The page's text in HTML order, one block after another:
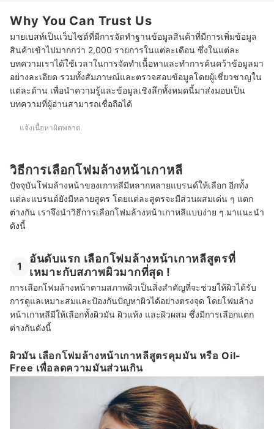
บทความที่เกี่ยวข้องกับโฟมล้างหน้าเกาหลี
Why You Can Trust Us
มายเบสท์เป็นเว็บไซต์ที่มีการจัดทำฐานข้อมูลสินค้าที่มีการเพิ่มข้อมูล
สินค้าเข้าไปมากกว่า 2,000 รายการในแต่ละเดือน ซึ่งในแต่ละ
บทความเราได้ใช้เวลาในการจัดทำเนื้อหาและทำการค้นคว้าข้อมูลมา
อย่างละเอียด รวมทั้งสัมภาษณ์และตรวจสอบข้อมูลโดยผู้เชี่ยวชาญใน
แต่ละด้าน เพื่อนำความรู้และข้อมูลเชิงลึกทั้งหมดนี้มาส่งมอบเป็น
บทความที่ผู้อ่านสามารถเชื่อถือได้
แจ้งเนื้อหาผิดพลาด
วิธีการเลือกโฟมล้างหน้าเกาหลี
ปัจจุบันโฟมล้างหน้าของเกาหลีมีหลากหลายแบรนด์ให้เลือก อีกทั้ง
แต่ละแบรนด์ยังมีหลายสูตร โดยแต่ละสูตรจะมีส่วนผสมเด่น ๆ แตก
ต่างกัน เราจึงนำวิธีการเลือกโฟมล้างหน้าเกาหลีแบบง่าย ๆ มาแนะนำ
ดังนี้
1
อันดับแรก เลือกโฟมล้างหน้าเกาหลีสูตรที่
เหมาะกับสภาพผิวมากที่สุด !
การเลือกโฟมล้างหน้าตามสภาพผิวเป็นสิ่งสำคัญที่จะช่วยให้ผิวได้รับ
การดูแลเหมาะสมและป้องกันปัญหาผิวได้อย่างตรงจุด โดยโฟมล้าง
หน้าเกาหลีมีให้เลือกทั้งผิวมัน ผิวแห้ง และผิวผสม ซึ่งมีการเลือกแตก
ต่างกันดังนี้
ผิวมัน เลือกโฟมล้างหน้าเกาหลีสูตรคุมมัน หรือ Oil-
Free เพื่อลดความมันส่วนเกิน